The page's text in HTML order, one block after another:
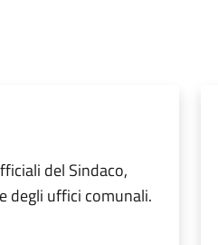
del Sindaco,
degli uffici comunali.